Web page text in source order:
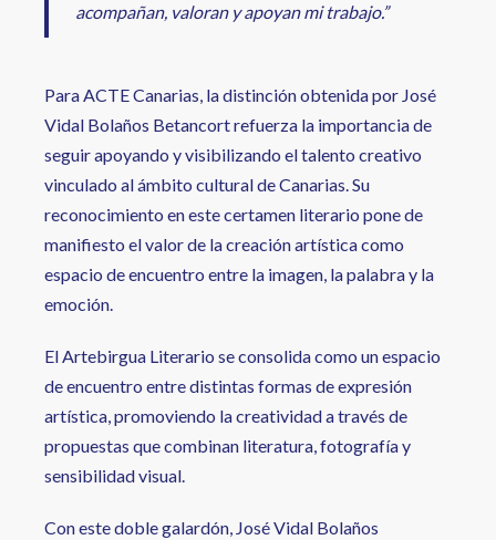
acompañan, valoran y apoyan mi trabajo.”
Para ACTE Canarias, la distinción obtenida por José
Vidal Bolaños Betancort refuerza la importancia de
seguir apoyando y visibilizando el talento creativo
vinculado al ámbito cultural de Canarias. Su
reconocimiento en este certamen literario pone de
manifiesto el valor de la creación artística como
espacio de encuentro entre la imagen, la palabra y la
emoción.
El Artebirgua Literario se consolida como un espacio
de encuentro entre distintas formas de expresión
artística, promoviendo la creatividad a través de
propuestas que combinan literatura, fotografía y
sensibilidad visual.
Con este doble galardón, José Vidal Bolaños